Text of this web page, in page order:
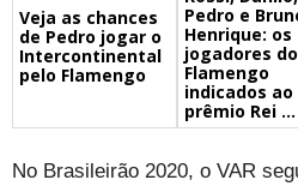
Veja as chances
de Pedro jogar o
Intercontinental
pelo Flamengo
Pedro e
Henrique: os
jogadores do
Flamengo
indicados ao
prêmio Rei ...
No Brasileirão 2020, o VAR